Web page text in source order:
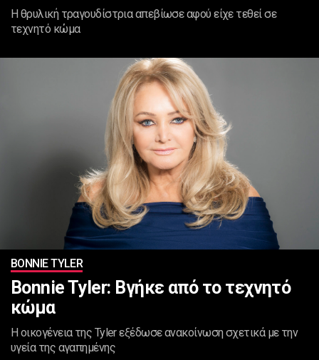
Η θρυλική τραγουδίστρια απεβίωσε αφού είχε τεθεί σε
τεχνητό κώμα
BONNIE TYLER
Bonnie Tyler: Βγήκε από το τεχνητό
κώμα
Η οικογένεια της Tyler εξέδωσε ανακοίνωση σχετικά με την
υγεία της αγαπημένης